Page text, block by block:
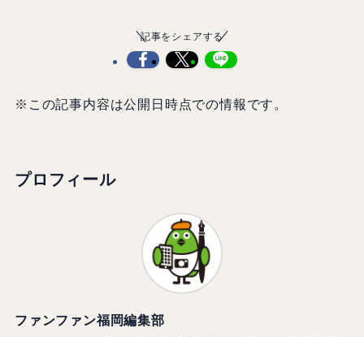
記事をシェアする
※この記事内容は公開日時点での情報です。
プロフィール
ファンファン福岡編集部